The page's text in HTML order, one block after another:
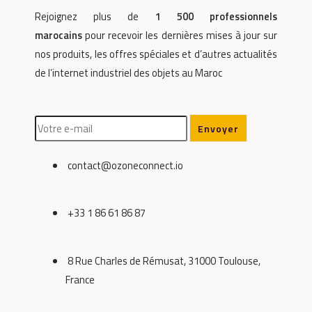
Rejoignez plus de 1 500 professionnels
marocainspour recevoir les dernières mises à jour sur
nos produits, les offres spéciales et d’autres actualités
de l’internet industriel des objets au Maroc
contact@ozoneconnect.io
+33 1 86 61 86 87
8 Rue Charles de Rémusat, 31000 Toulouse,
France